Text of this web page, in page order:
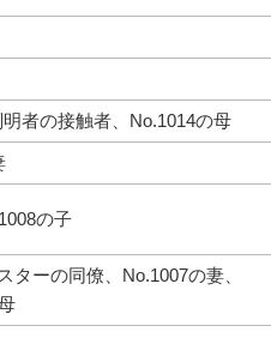
者の接触者、No.1014の母
の子
ターの同僚、No.1007の妻、